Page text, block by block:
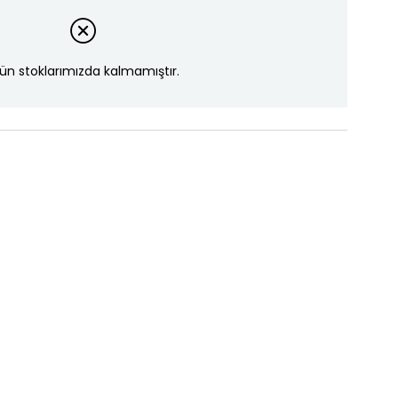
stoklarımızda kalmamıştır.